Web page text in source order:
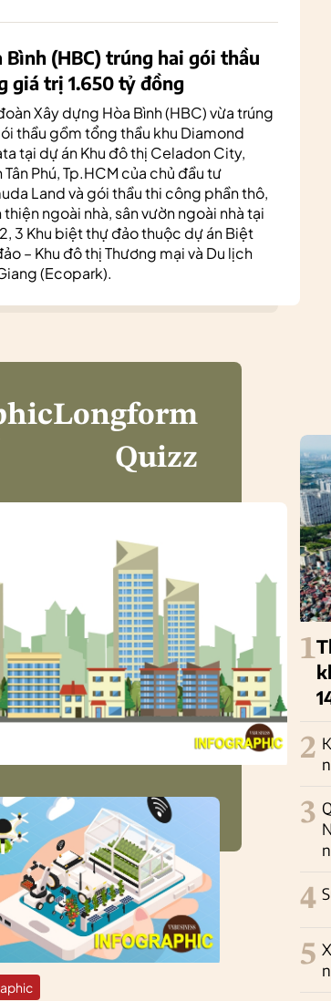
Bình (HBC) trúng hai gói thầu
giá trị 1.650 tỷ đồng
Xây dựng Hòa Bình (HBC) vừa trúng
thầu gồm tổng thầu khu Diamond
tại dự án Khu đô thị Celadon City,
Tân Phú, Tp.HCM của chủ đầu tư
Land và gói thầu thi công phần thô,
thiện ngoài nhà, sân vườn ngoài nhà tại
3 Khu biệt thự đảo thuộc dự án Biệt
– Khu đô thị Thương mại và Du lịch
(Ecopark).
Longform
Quizz
1
2
3
4
5